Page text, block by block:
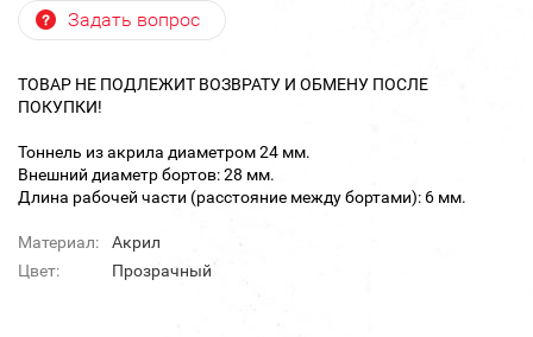
Задать вопрос
ТОВАР НЕ ПОДЛЕЖИТ ВОЗВРАТУ И ОБМЕНУ ПОСЛЕ
ПОКУПКИ!
Тоннель из акрила диаметром 24 мм.
Внешний диаметр бортов: 28 мм.
Длина рабочей части (расстояние между бортами): 6 мм.
Материал:
Акрил
Цвет:
Прозрачный